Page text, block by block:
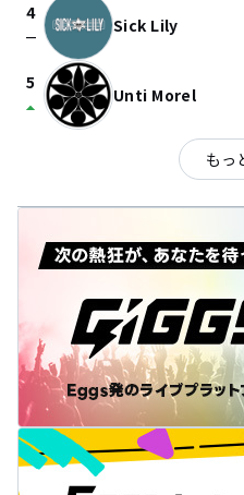
4
check_indeterminate_small Sick Lily
5
arrow_drop_up Unti Morel
もっ